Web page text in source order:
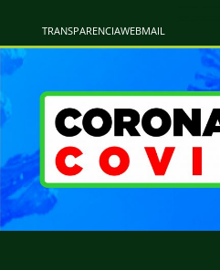
TRANSPARENCIAWEBMAIL